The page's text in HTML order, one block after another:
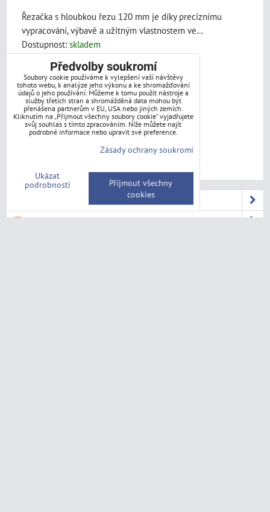
Řezačka s hloubkou řezu 120 mm je díky preciznímu
vypracování, výbavě a užitným vlastnostem ve...
Dostupnost: skladem
67 880 Kčs DPH
56 099 Kč
73 384 Kč s DPH Sleva 7.5%
ZVOLTE VARIANTU
GABIONY
Předvolby soukromí
Soubory cookie používáme k vylepšení vaší návštěvy
tohoto webu, k analýze jeho výkonu a ke shromažďování
údajů o jeho používání. Můžeme k tomu použít nástroje a
služby třetích stran a shromážděná data mohou být
přenášena partnerům v EU, USA nebo jiných zemích.
Kliknutím na „Přijmout všechny soubory cookie“ vyjadřujete
svůj souhlas s tímto zpracováním. Níže můžete najít
podrobné informace nebo upravit své preference.
Zásady ochrany soukromí
Ukázat
podrobnosti
Přijmout všechny
cookies